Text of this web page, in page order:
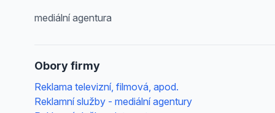
mediální agentura
Obory firmy
Reklama televizní, filmová, apod.
Reklamní služby - mediální agentury